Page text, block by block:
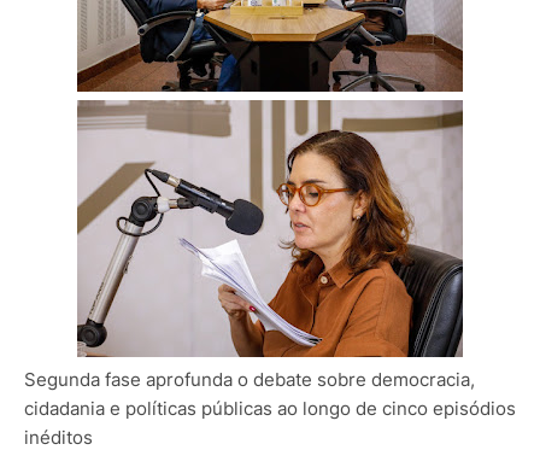
Segunda fase aprofunda o debate sobre democracia,
cidadania e políticas públicas ao longo de cinco episódios
inéditos